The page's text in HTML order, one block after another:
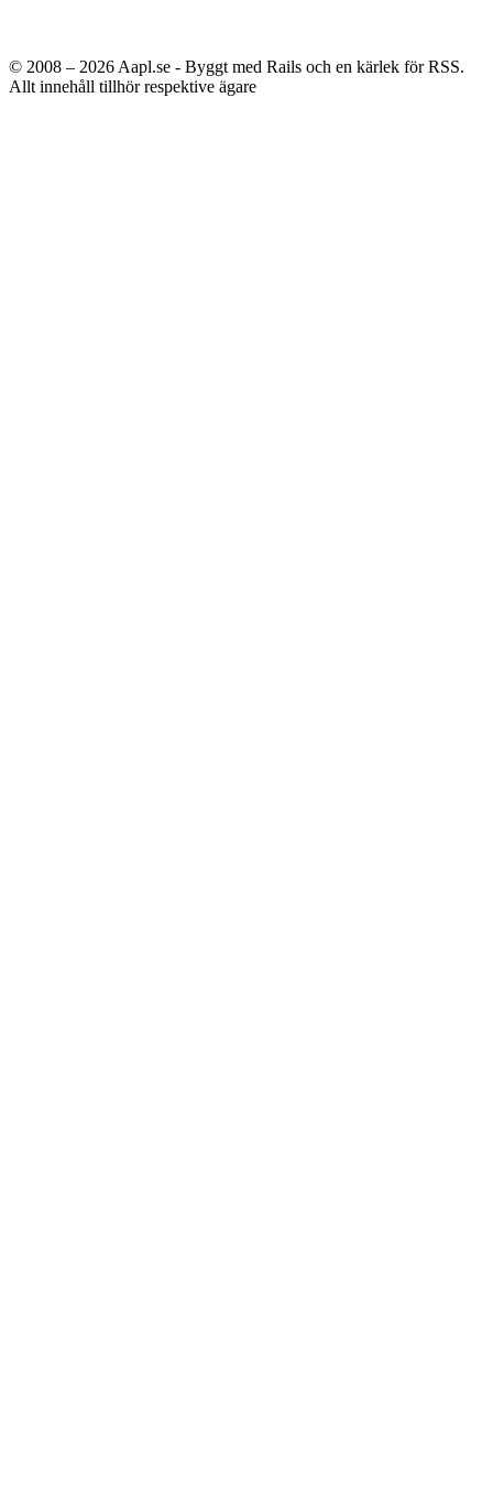
© 2008 – 2026 Aapl.se - Byggt med Rails och en kärlek för RSS.
Allt innehåll tillhör respektive ägare